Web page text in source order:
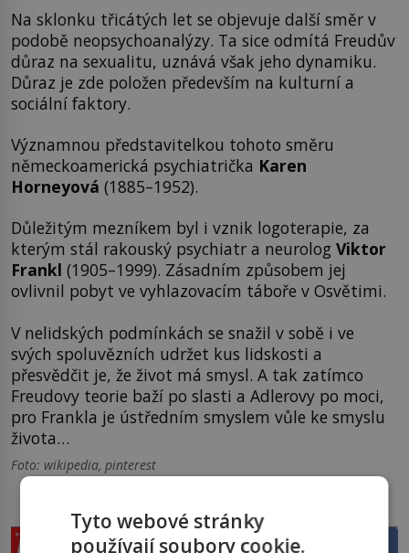
Na sklonku třicátých let se objevuje další směr v
podobě neopsychoanalýzy. Ta sice odmítá Freudův
důraz na sexualitu, uznává však jeho dynamiku.
Důraz je zde položen především na kulturní a
sociální faktory.
Významnou představitelkou tohoto směru
německoamerická psychiatrička Karen
Horneyová (1885–1952).
Důležitým mezníkem byl i vznik logoterapie, za
kterým stál rakouský psychiatr a neurolog Viktor
Frankl (1905–1999). Zásadním způsobem jej
ovlivnil pobyt ve vyhlazovacím táboře v Osvětimi.
V nelidských podmínkách se snažil v sobě i ve
svých spoluvězních udržet kus lidskosti a
přesvědčit je, že život má smysl. A tak zatímco
Freudovy teorie baží po slasti a Adlerovy po moci,
pro Frankla je ústředním smyslem vůle ke smyslu
života…
Foto: wikipedia, pinterest
PRÁVĚ V PRODEJI SDÍLEJTE ČLÁNEK
Facebook
Tyto webové stránky
používají soubory cookie.